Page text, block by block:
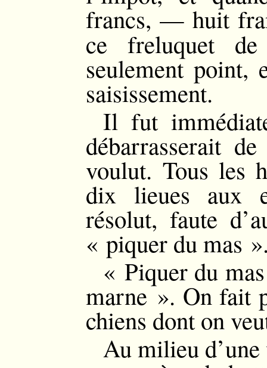
francs, — huit
ce freluquet
seulement point,
saisissement.
Il fut
débarrasserait
voulut. Tous les
dix lieues aux
résolut, faute
« piquer du mas
« Piquer du
marne ». On fait
chiens dont on
Au milieu